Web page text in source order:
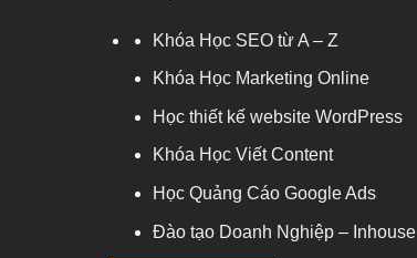
Khóa Học SEO từ A – Z
Khóa Học Marketing Online
Học thiết kế website WordPress
Khóa Học Viết Content
Học Quảng Cáo Google Ads
Đào tạo Doanh Nghiệp – Inhouse